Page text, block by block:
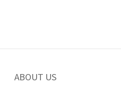
ABOUT US